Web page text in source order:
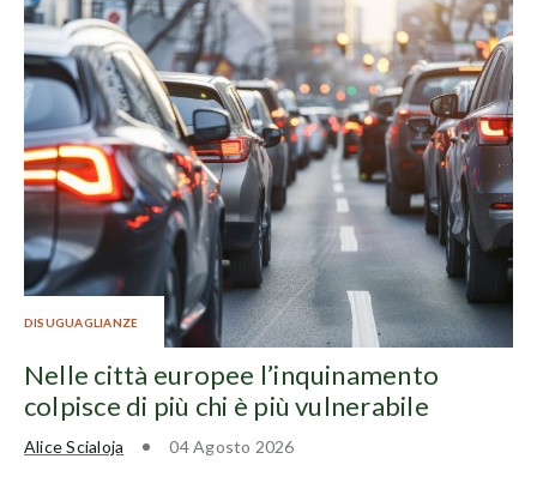
DISUGUAGLIANZE
Nelle città europee l’inquinamento
colpisce di più chi è più vulnerabile
Alice Scialoja 04 Agosto 2026